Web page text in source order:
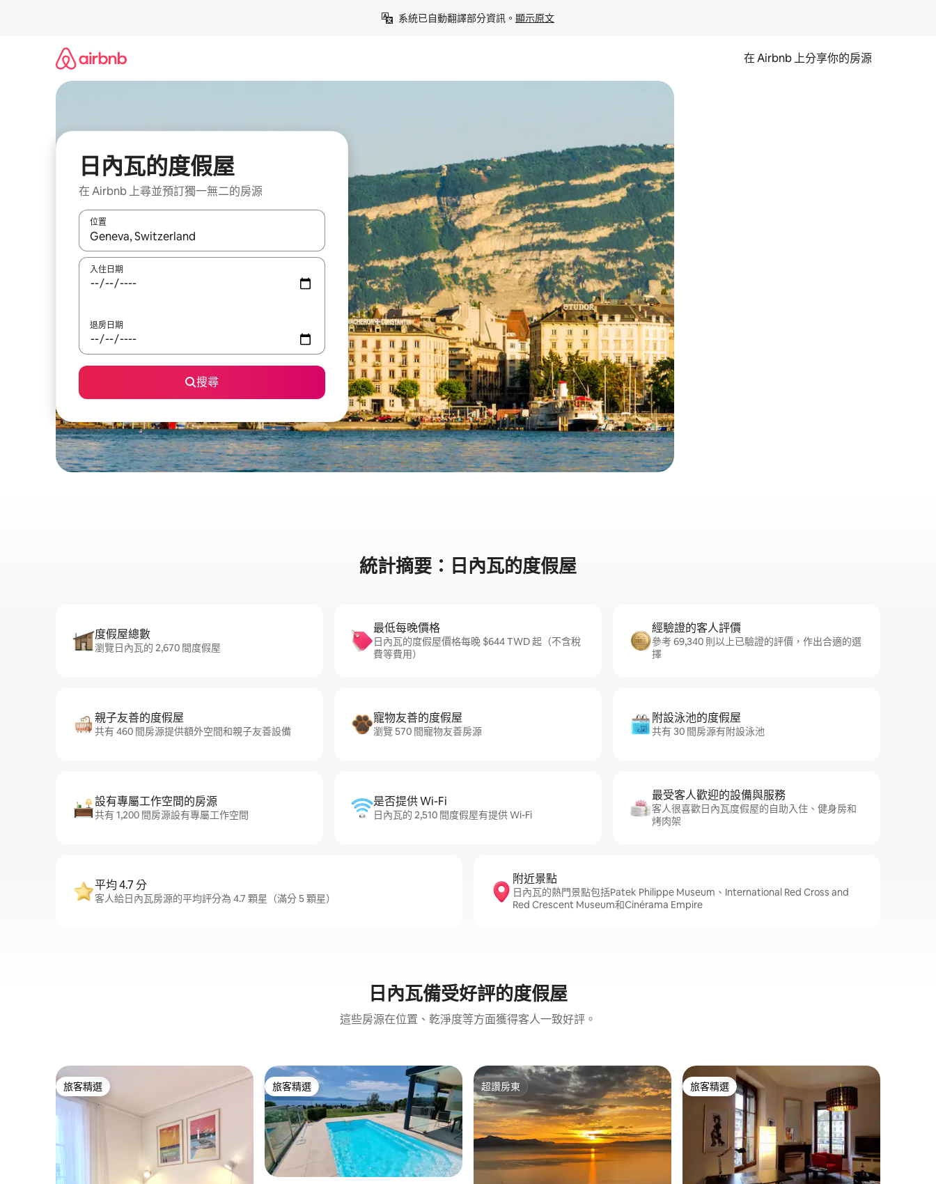
系統已自動翻譯部分資訊。 顯示原文
在 Airbnb 上分享你的房源
日內瓦的度假屋
在 Airbnb 上尋並預訂獨一無二的房源
位置
如有搜尋結果，瀏覽內容時請使用上下箭頭，或輕點、滑動裝置。
入住日期
退房日期
搜尋
統計摘要：日內瓦的度假屋
度假屋總數
瀏覽日內瓦的 2,670 間度假屋
最低每晚價格
日內瓦的度假屋價格每晚 $644 TWD 起（不含稅
費等費用）
經驗證的客人評價
參考 69,340 則以上已驗證的評價，作出合適的選
擇
親子友善的度假屋
共有 460 間房源提供額外空間和親子友善設備
寵物友善的度假屋
瀏覽 570 間寵物友善房源
附設泳池的度假屋
共有 30 間房源有附設泳池
設有專屬工作空間的房源
共有 1,200 間房源設有專屬工作空間
是否提供 Wi-Fi
日內瓦的 2,510 間度假屋有提供 Wi-Fi
最受客人歡迎的設備與服務
客人很喜歡日內瓦度假屋的自助入住、健身房和
烤肉架
平均 4.7 分
客人給日內瓦房源的平均評分為 4.7 顆星（滿分 5 顆星）
附近景點
日內瓦的熱門景點包括Patek Philippe Museum、International Red Cross and
Red Crescent Museum和Cinérama Empire
日內瓦備受好評的度假屋
這些房源在位置、乾淨度等方面獲得客人一致好評。
旅客精選
旅客精選 旅客精選
旅客精選 超讚房東
超讚房東 旅客精選
旅客精選